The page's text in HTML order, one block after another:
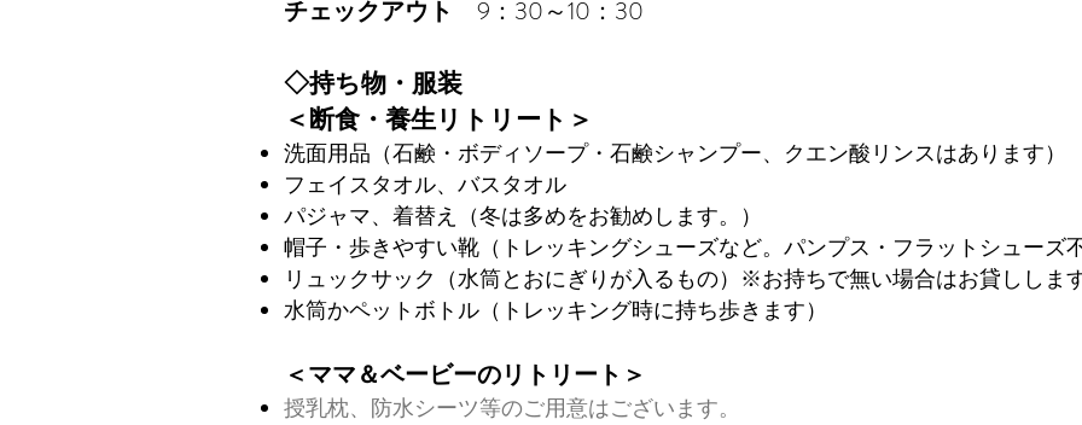
チェックアウト
9：30～10：30
◇持ち物・服装
＜断食・養生リトリート＞
洗面用品（石鹸・ボディソープ・石鹸シャンプー、クエン酸リンスはあります）
フェイスタオル、バスタオル
パジャマ、着替え（冬は多めをお勧めします。）
帽子・歩きやすい靴（トレッキングシューズなど。パンプス・フラットシューズ不
リュックサック（水筒とおにぎりが入るもの）※お持ちで無い場合はお貸しします
水筒かペットボトル（トレッキング時に持ち歩きます）
＜ママ＆ベービーのリトリート＞​
授乳枕、防水シーツ等のご用意はございます。